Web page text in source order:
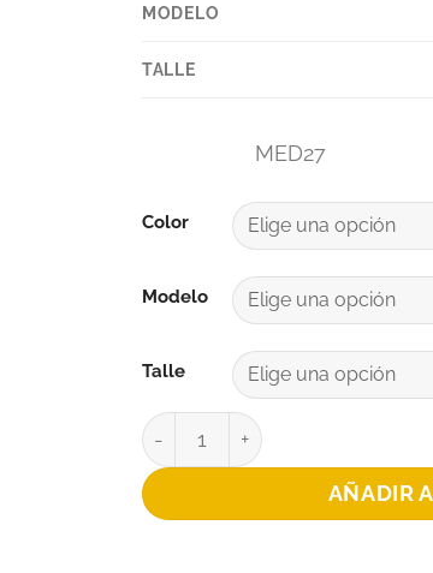
MODELO
TALLE
MED27
Color
Modelo
Talle
CAÑA ARQUERO SUPLENTE
AÑADIR